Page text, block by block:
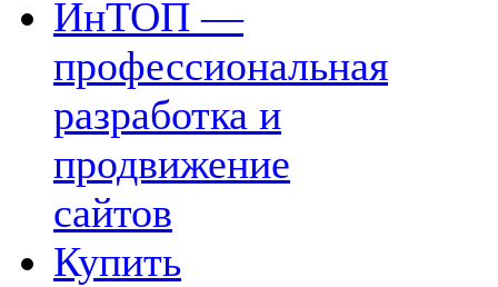
ИнТОП —
профессиональная
разработка и
продвижение
сайтов
Купить